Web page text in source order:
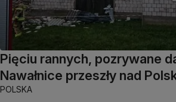
Pięciu rannych, pozrywane
Nawałnice przeszły nad
POLSKA